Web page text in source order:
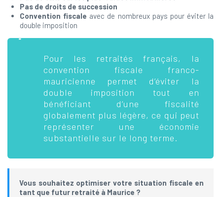
Pas de droits de succession
Convention fiscale avec de nombreux pays pour éviter la
double imposition
Pour les retraités français, la
convention fiscale franco-
mauricienne permet d’éviter la
double imposition tout en
bénéficiant d’une fiscalité
globalement plus légère, ce qui peut
représenter une économie
substantielle sur le long terme.
Vous souhaitez optimiser votre situation fiscale en
tant que futur retraité à Maurice ?